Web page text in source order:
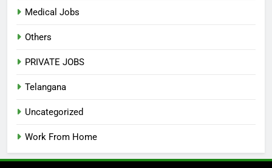
Medical Jobs
Others
PRIVATE JOBS
Telangana
Uncategorized
Work From Home